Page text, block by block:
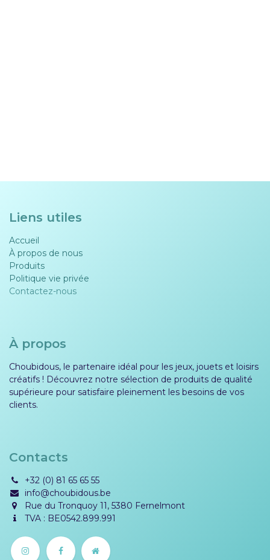
Liens utiles
Accueil
À propos de nous
Produits
Politique vie privée​​
Contactez-nous
À propos
Choubidous, le partenaire idéal pour les jeux, jouets et loisirs
créatifs ! Découvrez notre sélection de produits de qualité
supérieure pour satisfaire pleinement les besoins de vos
clients.
Contacts
+32 (0) 81 65 65 55
info@choubidous.be
Rue du Tronquoy 11, 5380 Fernelmont
TVA : BE0542.899.991